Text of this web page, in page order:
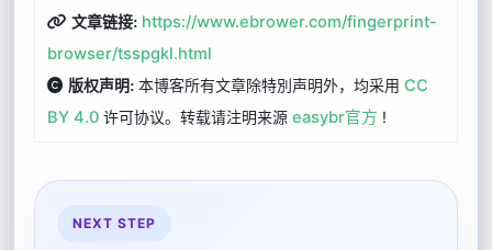
文章链接: https://www.ebrower.com/fingerprint-
browser/tsspgkl.html
版权声明: 本博客所有文章除特別声明外，均采用CC
BY 4.0 许可协议。转载请注明来源easybr官方 !
NEXT STEP